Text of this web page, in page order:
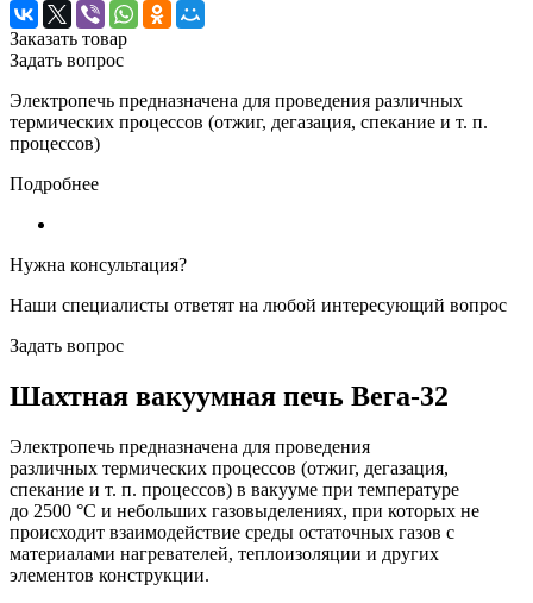
Заказать товар
Задать вопрос
Электропечь предназначена для проведения различных
термических процессов (отжиг, дегазация, спекание и т. п.
процессов)
Подробнее
Нужна консультация?
Наши специалисты ответят на любой интересующий вопрос
Задать вопрос
Шахтная вакуумная печь Вега-32
Электропечь предназначена для проведения
различных термических процессов (отжиг, дегазация,
спекание и т. п. процессов) в вакууме при температуре
до 2500 °С и небольших газовыделениях, при которых не
происходит взаимодействие среды остаточных газов с
материалами нагревателей, теплоизоляции и других
элементов конструкции.